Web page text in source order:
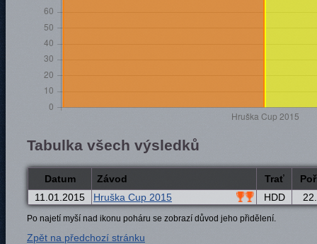
Tabulka všech výsledků
Datum Závod Trať
11.01.2015
Hruška Cup 2015 HDD 22.
Po najetí myší nad ikonu poháru se zobrazí důvod jeho přidělení.
Zpět na předchozí stránku